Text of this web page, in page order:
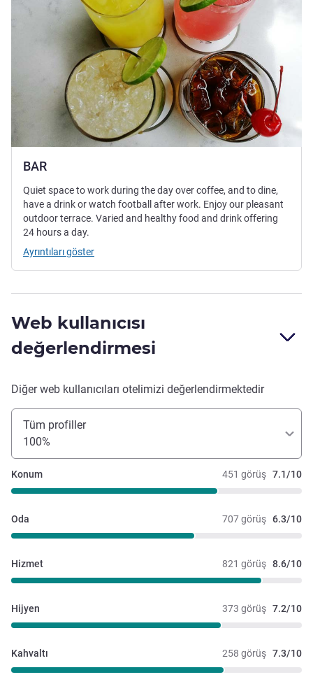
BAR
Quiet space to work during the day over coffee, and to dine,
have a drink or watch football after work. Enjoy our pleasant
outdoor terrace. Varied and healthy food and drink offering
24 hours a day.
Ayrıntıları göster
Web kullanıcısı
değerlendirmesi
Diğer web kullanıcıları otelimizi değerlendirmektedir
Tüm profiller
100%
451 görüş 7.1/10
Konum
707 görüş 6.3/10
Oda
821 görüş 8.6/10
Hizmet
373 görüş 7.2/10
Hijyen
258 görüş 7.3/10
Kahvaltı